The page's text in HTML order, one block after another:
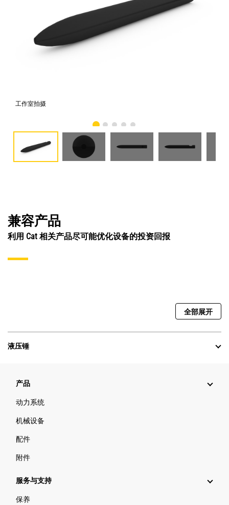
工作室拍摄
兼容产品
利用 Cat 相关产品尽可能优化设备的投资回报
全部展开
液压锤
产品
动力系统
机械设备
配件
附件
服务与支持
保养